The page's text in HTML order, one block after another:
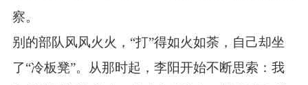
察。
别的部队风风火火，“打”得如火如荼，自己却坐
了“冷板凳”。从那时起，李阳开始不断思索：我